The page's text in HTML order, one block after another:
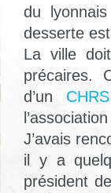
du
desserte
La ville
précaires.
d’un CHRS
J’avais
il y a
président